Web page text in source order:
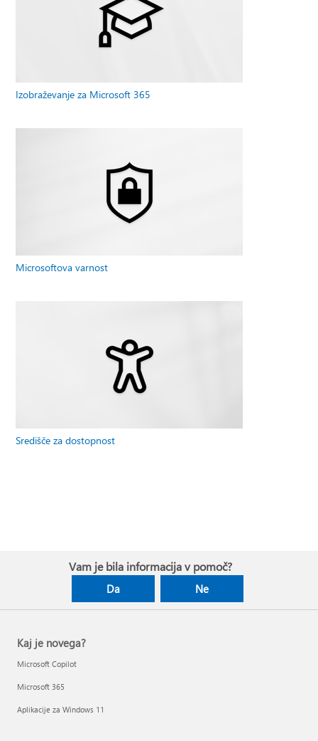
Izobraževanje za Microsoft 365
Microsoftova varnost
Središče za dostopnost
Vam je bila informacija v pomoč?
Da Ne
Kaj je novega?
Microsoft Copilot
Microsoft 365
Aplikacije za Windows 11